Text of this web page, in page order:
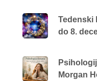
Tedenski
do 8.
Morgan